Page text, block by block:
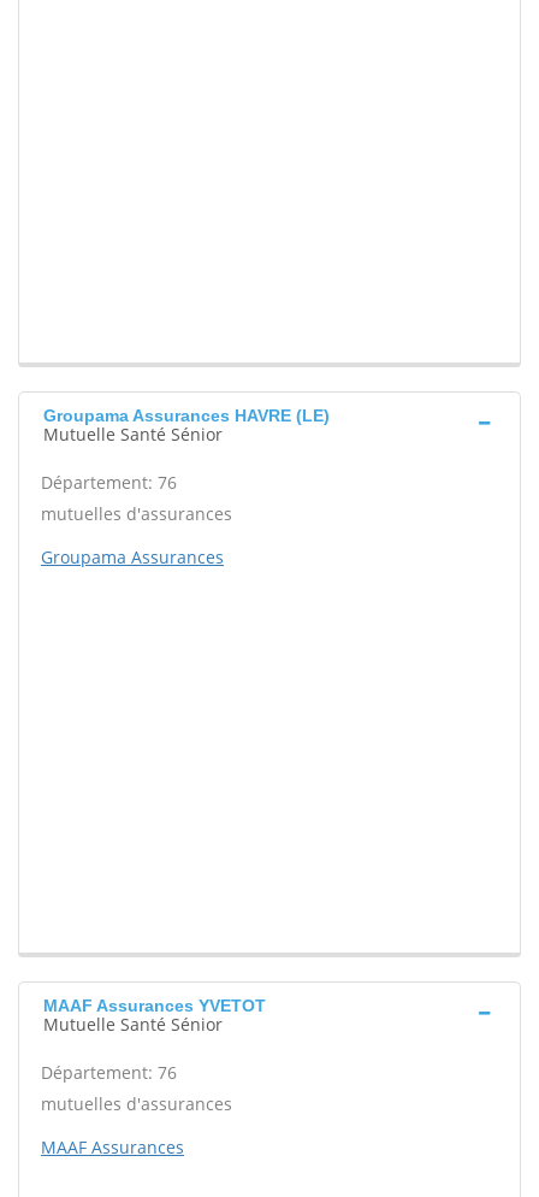
Groupama Assurances HAVRE (LE)
Mutuelle Santé Sénior
Département: 76
mutuelles d'assurances
Groupama Assurances
MAAF Assurances YVETOT
Mutuelle Santé Sénior
Département: 76
mutuelles d'assurances
MAAF Assurances